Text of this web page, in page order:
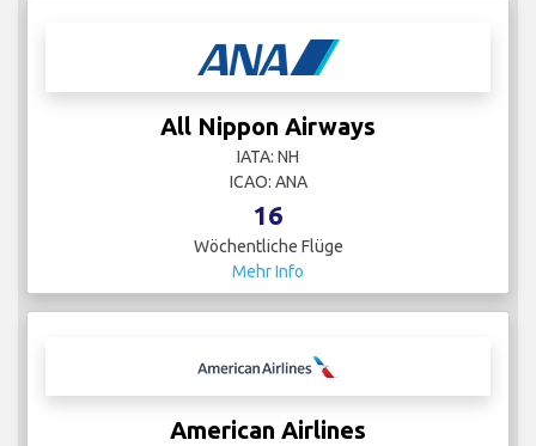
All Nippon Airways
IATA: NH
ICAO: ANA
16
Wöchentliche Flüge
Mehr Info
American Airlines